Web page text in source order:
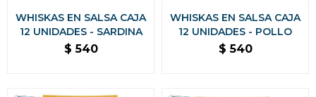
WHISKAS EN SALSA CAJA
12 UNIDADES - SARDINA
$ 540
WHISKAS EN SALSA CAJA
12 UNIDADES - POLLO
$ 540